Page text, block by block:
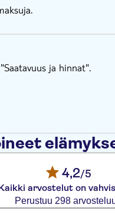
ja hinnat".
4,2/5
arvostelut on
Perustuu 298